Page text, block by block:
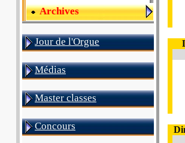
Archives
Jour de l'Orgue
Médias
Master classes
Concours